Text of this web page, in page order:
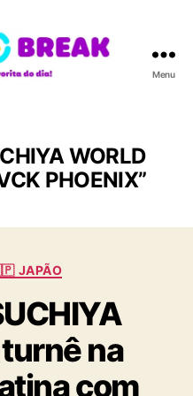
Menu
WORLD
PHOENIX”
JAPÃO
na
com